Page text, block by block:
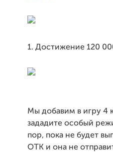
1. Достижение 120
Мы добавим в игру 4
зададите особый
пор, пока не будет
ОТК и она не